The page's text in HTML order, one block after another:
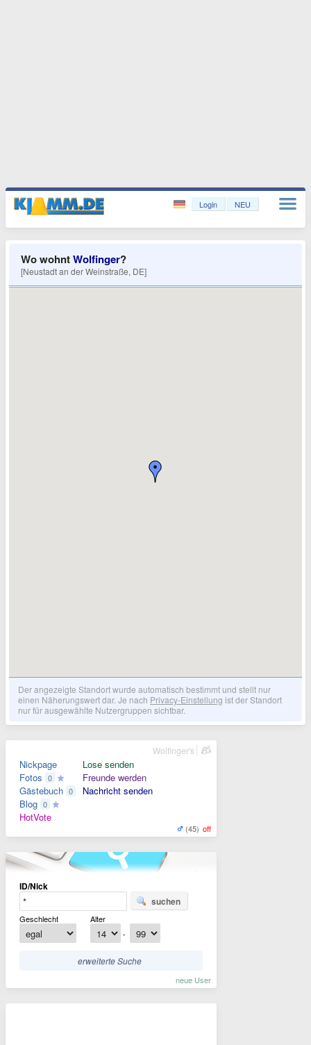
Login NEU
Wo wohntWolfinger?
[Neustadt an der Weinstraße, DE]
Der angezeigte Standort wurde automatisch bestimmt und stellt nur
einen Näherungswert dar. Je nach Privacy-Einstellung ist der Standort
nur für ausgewählte Nutzergruppen sichtbar.
Nickpage
Fotos 0
Gästebuch 0
Blog 0
HotVote
Lose senden
Freunde werden
Nachricht senden
(45) off
Wolfinger's
ID/Nick
suchen
Geschlecht
Alter
-
erweiterte Suche
neue User